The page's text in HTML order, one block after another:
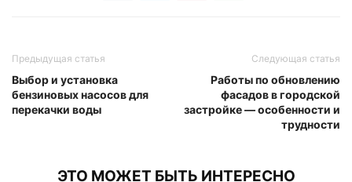
Предыдущая статья
Выбор и установка
бензиновых насосов для
перекачки воды
Следующая статья
Работы по обновлению
фасадов в городской
застройке — особенности и
трудности
ЭТО МОЖЕТ БЫТЬ ИНТЕРЕСНО